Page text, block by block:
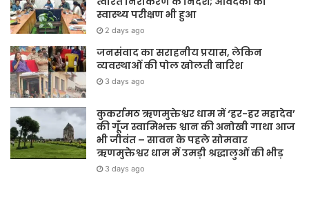
स्वास्थ्य परीक्षण भी हुआ
2 days ago
जनसंवाद का सराहनीय प्रयास, लेकिन
व्यवस्थाओं की पोल खोलती बारिश
3 days ago
कुकर्रामठ ऋणमुक्तेश्वर धाम में ‘हर-हर महादेव’
की गूँज स्वामिभक्त श्वान की अनोखी गाथा आज
भी जीवंत – सावन के पहले सोमवार
ऋणमुक्तेश्वर धाम में उमड़ी श्रद्धालुओं की भीड़
3 days ago